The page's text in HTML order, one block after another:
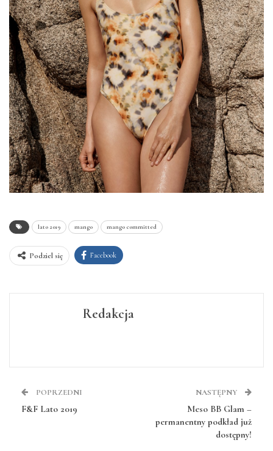
lato 2019 mango mango committed
Podziel się Facebook
Redakcja
POPRZEDNI
F&F Lato 2019
NASTĘPNY
Meso BB Glam –
permanentny podkład już
dostępny!